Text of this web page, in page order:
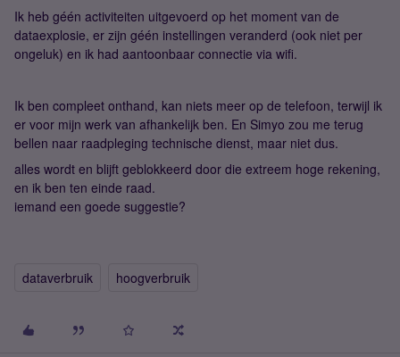
Ik heb géén activiteiten uitgevoerd op het moment van de
dataexplosie, er zijn géén instellingen veranderd (ook niet per
ongeluk) en ik had aantoonbaar connectie via wifi.
Ik ben compleet onthand, kan niets meer op de telefoon, terwijl ik
er voor mijn werk van afhankelijk ben. En Simyo zou me terug
bellen naar raadpleging technische dienst, maar niet dus.
alles wordt en blijft geblokkeerd door die extreem hoge rekening,
en ik ben ten einde raad.
iemand een goede suggestie?
dataverbruik hoogverbruik